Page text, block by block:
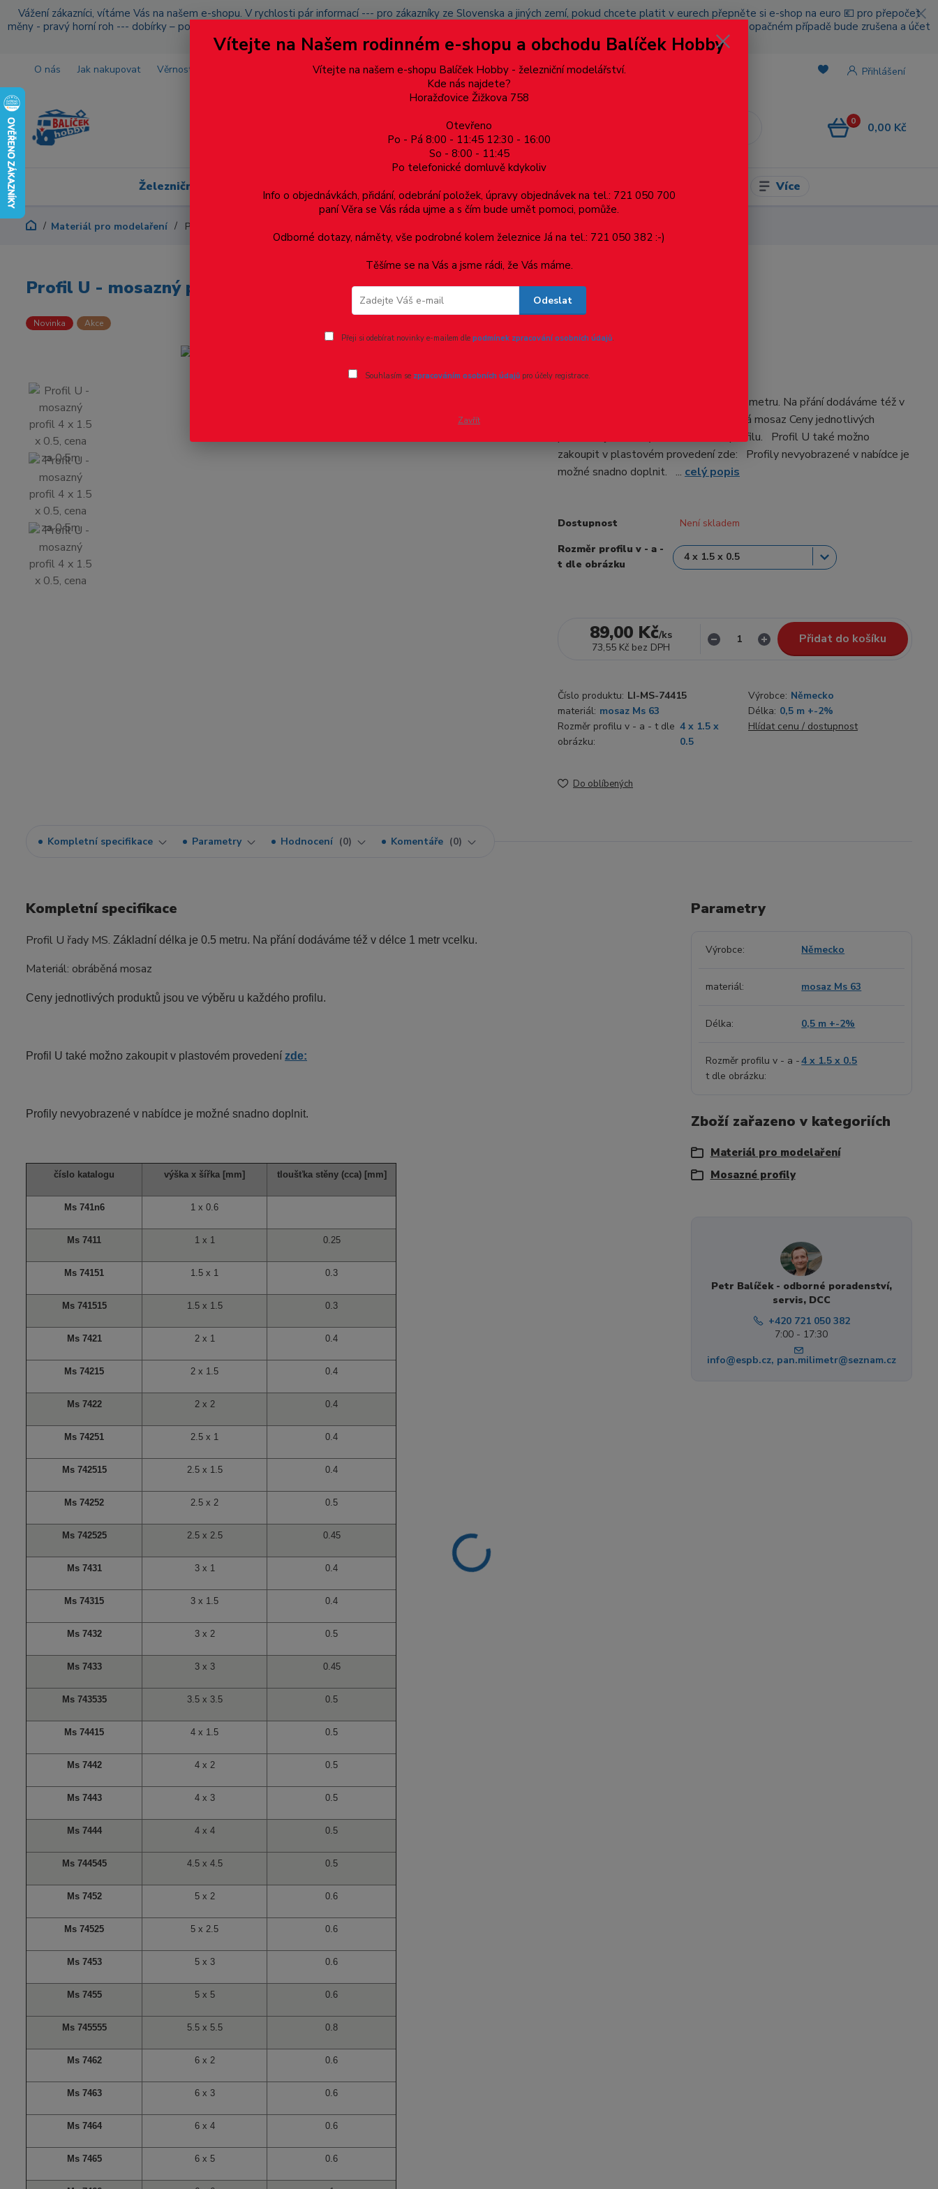
Vážení zákazníci, vítáme Vás na našem e-shopu. V rychlosti pár informací --- pro zákazníky ze Slovenska a jiných zemí, pokud chcete platit v eurech přepněte si e-shop na euro 💶 pro přepočet
měny - pravý horní roh --- dobírky – pokud si z nějakého důvodu zásilku nevyzvednete, bude po domluvě zaslána znovu s opětovnou platbou za poštovné, v opačném případě bude zrušena a účet
přidán na blacklist a rušeny následující objednávky.
O nás Jak nakupovat Věrnostní program Doprava a platba Více Přihlášení
0 0,00 Kč
Železniční modelářství Dárkové poukazy, upomínkové předměty Více
Materiál pro modelaření Profil U - mosazný profil 4 x 1.5 x 0.5, cena za 0.5m
Profil U - mosazný profil 4 x 1.5 x 0.5, cena za 0.5m
Novinka Akce
Profil U řady MS. Základní délka je 0.5 metru. Na přání dodáváme též v
délce 1 metr vcelku. Materiál: obráběná mosaz Ceny jednotlivých
produktů jsou ve výběru u každého profilu. Profil U také možno
zakoupit v plastovém provedení zde: Profily nevyobrazené v nabídce je
možné snadno doplnit. ... celý popis
Dostupnost
Není skladem
Rozměr profilu v - a -
t dle obrázku
89,00 Kč/ks
73,55 Kč bez DPH
Přidat do košíku
Číslo produktu: LI-MS-74415 Výrobce: Německo
materiál: mosaz Ms 63 Délka: 0,5 m +-2%
Rozměr profilu v - a - t dle
obrázku:
4 x 1.5 x
0.5
Hlídat cenu / dostupnost
Do oblíbených
Kompletní specifikace Parametry Hodnocení 0 Komentáře 0
Kompletní specifikace
Profil U řady MS. Základní délka je 0.5 metru. Na přání dodáváme též v délce 1 metr vcelku.
Materiál: obráběná mosaz
Ceny jednotlivých produktů jsou ve výběru u každého profilu.
Profil U také možno zakoupit v plastovém provedení zde:
Profily nevyobrazené v nabídce je možné snadno doplnit.
číslo katalogu výška x šířka [mm] tloušťka stěny (cca) [mm]
Ms 741n6 1 x 0.6
Ms 7411 1 x 1 0.25
Ms 74151 1.5 x 1 0.3
Ms 741515 1.5 x 1.5 0.3
Ms 7421 2 x 1 0.4
Ms 74215 2 x 1.5 0.4
Ms 7422 2 x 2 0.4
Ms 74251 2.5 x 1 0.4
Ms 742515 2.5 x 1.5 0.4
Ms 74252 2.5 x 2 0.5
Ms 742525 2.5 x 2.5 0.45
Ms 7431 3 x 1 0.4
Ms 74315 3 x 1.5 0.4
Ms 7432 3 x 2 0.5
Ms 7433 3 x 3 0.45
Ms 743535 3.5 x 3.5 0.5
Ms 74415 4 x 1.5 0.5
Ms 7442 4 x 2 0.5
Ms 7443 4 x 3 0.5
Ms 7444 4 x 4 0.5
Ms 744545 4.5 x 4.5 0.5
Ms 7452 5 x 2 0.6
Ms 74525 5 x 2.5 0.6
Ms 7453 5 x 3 0.6
Ms 7455 5 x 5 0.6
Ms 745555 5.5 x 5.5 0.8
Ms 7462 6 x 2 0.6
Ms 7463 6 x 3 0.6
Ms 7464 6 x 4 0.6
Ms 7465 6 x 5 0.6
Parametry
Výrobce Německo
materiál mosaz Ms 63
Délka 0,5 m +-2%
Rozměr profilu v - a -
t dle obrázku
4 x 1.5 x 0.5
Zboží zařazeno v kategoriích
Materiál pro modelaření
Mosazné profily
Petr Balíček - odborné poradenství,
servis, DCC
+420 721 050 382
7:00 - 17:30
info@espb.cz, pan.milimetr@seznam.cz
Vítejte na Našem rodinném e-shopu a obchodu Balíček Hobby
Vítejte na našem e-shopu Balíček Hobby - železniční modelářství.
Kde nás najdete?
Horažďovice Žižkova 758
Otevřeno
Po - Pá 8:00 - 11:45 12:30 - 16:00
So - 8:00 - 11:45
Po telefonické domluvě kdykoliv
Info o objednávkách, přidání, odebrání položek, úpravy objednávek na tel.: 721 050 700
paní Věra se Vás ráda ujme a s čím bude umět pomoci, pomůže.
Odborné dotazy, náměty, vše podrobné kolem železnice Já na tel.: 721 050 382 :-)
Těšíme se na Vás a jsme rádi, že Vás máme.
Odeslat
Přeji si odebírat novinky e-mailem dle podmínek zpracování osobních údajů.
Souhlasím se zpracováním osobních údajůpro účely registrace.
Zavřít